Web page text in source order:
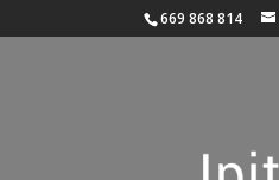
669 868 814